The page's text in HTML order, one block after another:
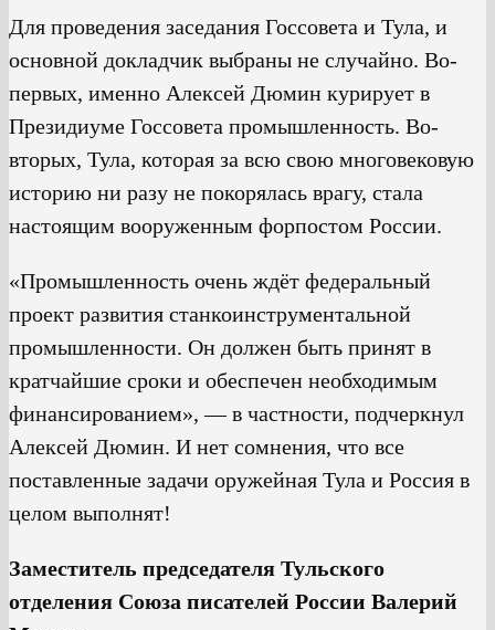
Для проведения заседания Госсовета и Тула, и
основной докладчик выбраны не случайно. Во-
первых, именно Алексей Дюмин курирует в
Президиуме Госсовета промышленность. Во-
вторых, Тула, которая за всю свою многовековую
историю ни разу не покорялась врагу, стала
настоящим вооруженным форпостом России.
«Промышленность очень ждёт федеральный
проект развития станкоинструментальной
промышленности. Он должен быть принят в
кратчайшие сроки и обеспечен необходимым
финансированием», — в частности, подчеркнул
Алексей Дюмин. И нет сомнения, что все
поставленные задачи оружейная Тула и Россия в
целом выполнят!
Заместитель председателя Тульского
отделения Союза писателей России Валерий